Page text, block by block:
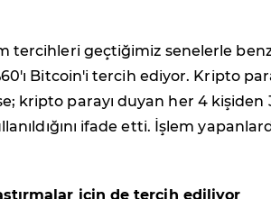
tercihleri geçtiğimiz senelerle
Bitcoin'i tercih ediyor. Kripto
kripto parayı duyan her 4 kişiden
ifade etti. İşlem
için de tercih ediliyor